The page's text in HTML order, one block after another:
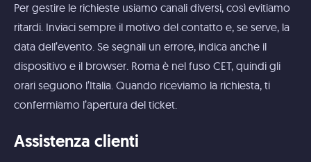
Per gestire le richieste usiamo canali diversi, così evitiamo
ritardi. Inviaci sempre il motivo del contatto e, se serve, la
data dell’evento. Se segnali un errore, indica anche il
dispositivo e il browser. Roma è nel fuso CET, quindi gli
orari seguono l’Italia. Quando riceviamo la richiesta, ti
confermiamo l’apertura del ticket.
Assistenza clienti